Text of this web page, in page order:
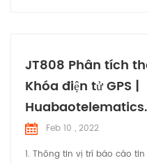
JT808 Phân tích
Khóa điện tử GPS |
Feb 10 , 2022
1. Thông tin vị trí báo cáo